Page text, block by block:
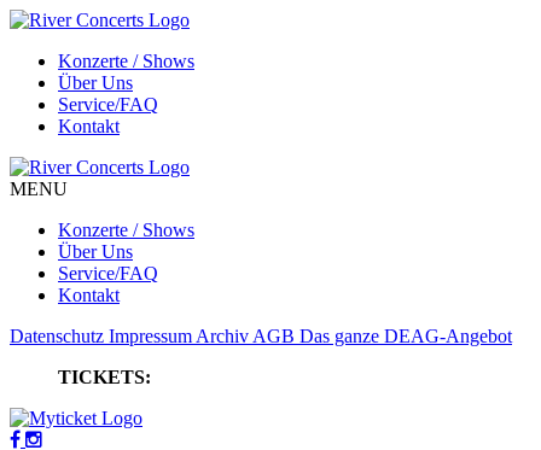
Konzerte / Shows
Über Uns
Service/FAQ
Kontakt
MENU
Konzerte / Shows
Über Uns
Service/FAQ
Kontakt
Datenschutz Impressum Archiv AGB Das ganze DEAG-Angebot
TICKETS: